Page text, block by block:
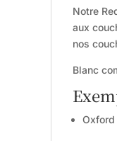
Notre
aux
nos
Blanc
Oxford